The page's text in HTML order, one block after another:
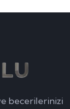
becerilerinizi